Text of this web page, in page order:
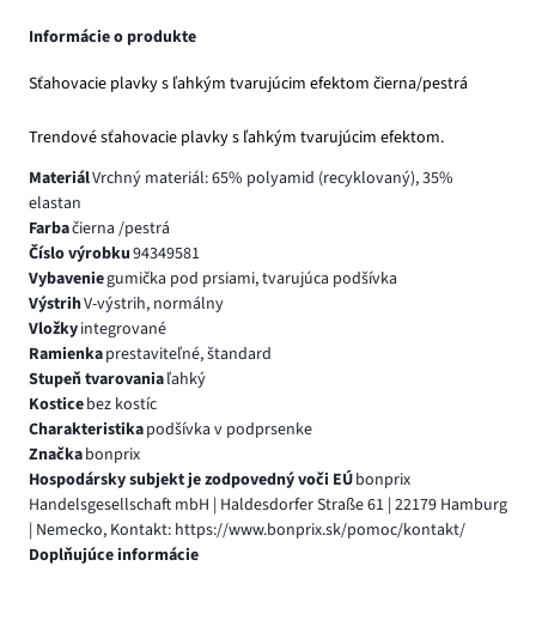
Informácie o produkte
Sťahovacie plavky s ľahkým tvarujúcim efektom čierna/pestrá
Trendové sťahovacie plavky s ľahkým tvarujúcim efektom.
MateriálVrchný materiál: 65% polyamid (recyklovaný), 35%
elastan
Farbačierna /pestrá
Číslo výrobku94349581
Vybaveniegumička pod prsiami, tvarujúca podšívka
VýstrihV-výstrih, normálny
Vložkyintegrované
Ramienkaprestaviteľné, štandard
Stupeň tvarovaniaľahký
Kosticebez kostíc
Charakteristikapodšívka v podprsenke
Značkabonprix
Hospodársky subjekt je zodpovedný voči EÚbonprix
Handelsgesellschaft mbH | Haldesdorfer Straße 61 | 22179 Hamburg
| Nemecko, Kontakt: https://www.bonprix.sk/pomoc/kontakt/
Doplňujúce informácie